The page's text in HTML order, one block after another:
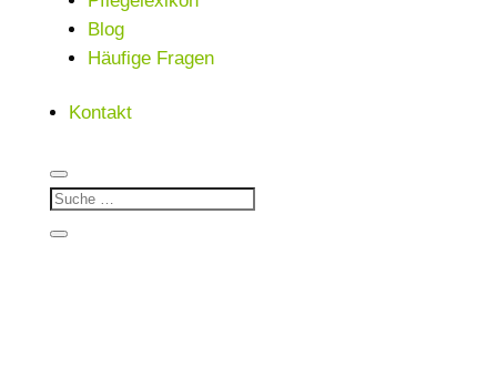
Blog
Häufige Fragen
Kontakt